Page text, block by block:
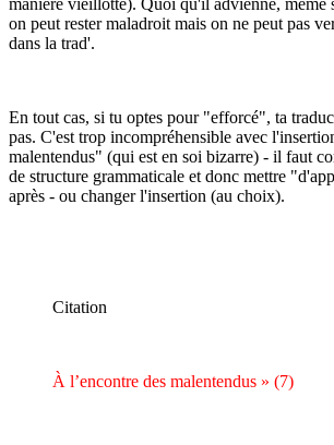
manière vieillotte). Quoi qu'il advienne, même
on peut rester maladroit mais on ne peut pas
dans la trad'.
En tout cas, si tu optes pour "efforcé", ta
pas. C'est trop incompréhensible avec
malentendus" (qui est en soi bizarre) - il faut
de structure grammaticale et donc mettre
après - ou changer l'insertion (au choix).
Citation
À l’encontre des malentendus » (7)